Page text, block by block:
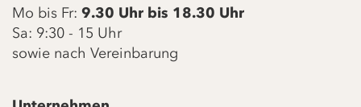
Mo bis Fr: 9.30 Uhr bis 18.30 Uhr
Sa: 9:30 - 15 Uhr
sowie nach Vereinbarung